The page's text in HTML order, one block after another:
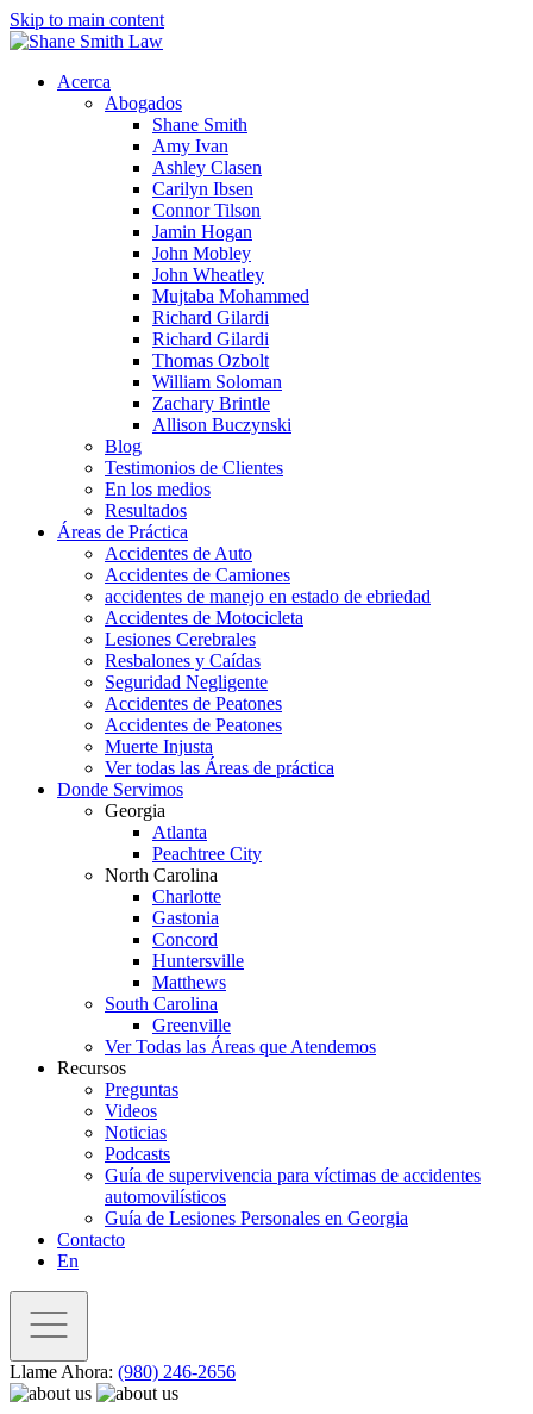
Skip to main content
Acerca
Abogados
Shane Smith
Amy Ivan
Ashley Clasen
Carilyn Ibsen
Connor Tilson
Jamin Hogan
John Mobley
John Wheatley
Mujtaba Mohammed
Richard Gilardi
Richard Gilardi
Thomas Ozbolt
William Soloman
Zachary Brintle
Allison Buczynski
Blog
Testimonios de Clientes
En los medios
Resultados
Áreas de Práctica
Accidentes de Auto
Accidentes de Camiones
accidentes de manejo en estado de ebriedad
Accidentes de Motocicleta
Lesiones Cerebrales
Resbalones y Caídas
Seguridad Negligente
Accidentes de Peatones
Accidentes de Peatones
Muerte Injusta
Ver todas las Áreas de práctica
Donde Servimos
Georgia
Atlanta
Peachtree City
North Carolina
Charlotte
Gastonia
Concord
Huntersville
Matthews
South Carolina
Greenville
Ver Todas las Áreas que Atendemos
Recursos
Preguntas
Videos
Noticias
Podcasts
Guía de supervivencia para víctimas de accidentes
automovilísticos
Guía de Lesiones Personales en Georgia
Contacto
En
Llame Ahora: (980) 246-2656